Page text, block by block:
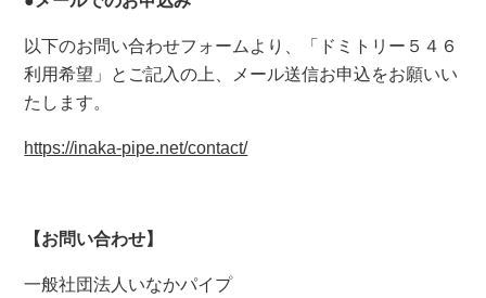
以下のお問い合わせフォームより、「ドミトリー５４６
利用希望」とご記入の上、メール送信お申込をお願いい
たします。
https://inaka-pipe.net/contact/
【お問い合わせ】
一般社団法人いなかパイプ